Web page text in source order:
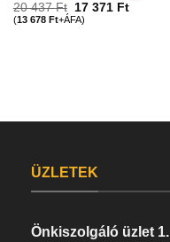
20 437Ft 17 371 Ft
(13 678 Ft+ÁFA)
ÜZLETEK
Önkiszolgáló üzlet 1.